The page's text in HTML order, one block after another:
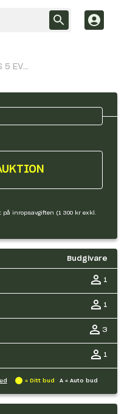
Mur/Putsmaskin Putzmeister S 5 EVTM
inropsavgiften (1 300 kr exkl.
Budgivare
1
1
3
1
= Ditt bud A = Auto bud